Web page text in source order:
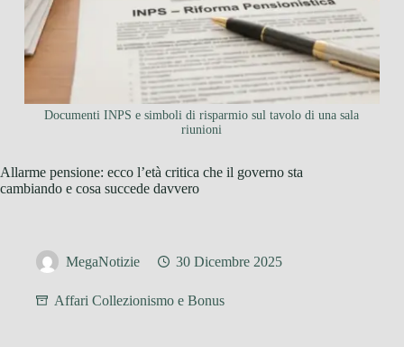
Documenti INPS e simboli di risparmio sul tavolo di una sala
riunioni
Allarme pensione: ecco l’età critica che il governo sta
cambiando e cosa succede davvero
MegaNotizie 30 Dicembre 2025
Affari Collezionismo e Bonus